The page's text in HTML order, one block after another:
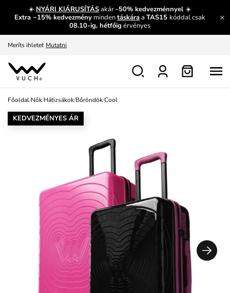
☀️ NYÁRI KIÁRUSÍTÁSakár-50% kedvezménnyel ☀️
Extra −15% kedvezmény mindentáskáraa TAS15 kóddal csak
08.10-ig, hétfőig érvényes
És mi az, amit máshol nem lehet megtudni?
Fedezze fel velünk az újdonságokat. Megtekintés
Meríts ihletet Mutatni
Ingyenes csere és visszaküldés
Főoldal/Nők/Hátizsákok/Bőröndök/Cool
KEDVEZMÉNYES ÁR